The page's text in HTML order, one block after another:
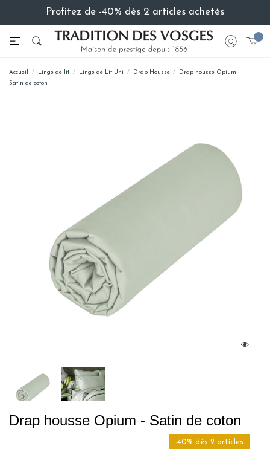
Profitez de -40% dès 2 articles achetés
Accueil Linge de lit Linge de Lit Uni Drap Housse
Drap housse Opium -
Satin de coton
Drap housse Opium - Satin de coton
-40% dès 2 articles